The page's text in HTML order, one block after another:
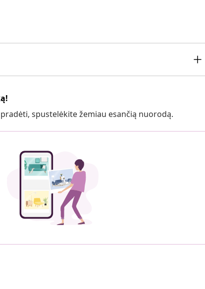
spustelėkite žemiau esančią nuorodą.